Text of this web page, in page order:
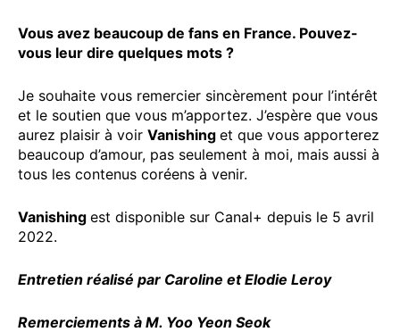
Vous avez beaucoup de fans en France. Pouvez-
vous leur dire quelques mots ?
Je souhaite vous remercier sincèrement pour l’intérêt
et le soutien que vous m’apportez. J’espère que vous
aurez plaisir à voir Vanishing et que vous apporterez
beaucoup d’amour, pas seulement à moi, mais aussi à
tous les contenus coréens à venir.
Vanishing est disponible sur Canal+ depuis le 5 avril
2022.
Entretien réalisé par Caroline et Elodie Leroy
Remerciements à M. Yoo Yeon Seok